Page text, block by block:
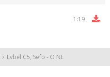
1:19
Lvbel C5, Sefo - O NE